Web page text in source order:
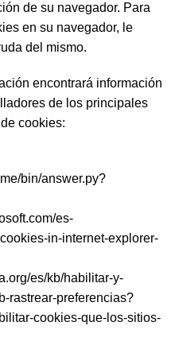
de su navegador. Para
en su navegador, le
del mismo.
encontrará información
de los principales
cookies:
bin/answer.py?
es-
in-internet-explorer-
es/kb/habilitar-y-
rastrear-preferencias?
cookies-que-los-sitios-